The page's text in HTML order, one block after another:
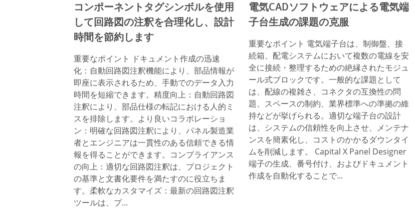
コンポーネントタグシンボルを使用
して回路図の注釈を合理化し、設計
時間を節約します
重要なポイント ドキュメント作成の迅速
化：自動回路図注釈機能により、部品情報が
即座に表示されるため、手動でのデータ入力
時間を短縮できます。精度向上：自動回路図
注釈により、部品仕様の転記における人的ミ
スを排除します。より良いコラボレーショ
ン：明確な回路図注釈により、パネル製造業
者とエンジニアは一貫性のある信頼できる情
報を得ることができます。コンプライアンス
の向上：適切な回路図注釈は、プロジェクト
の基準と文書化要件を満たすのに役立ちま
す。柔軟なカスタマイズ：最新の回路図注釈
ツールは、プ...
電気CADソフトウェアによる電気端
子台生成の課題の克服
重要なポイント 電気端子台は、制御盤、接
続箱、配電システムにおいて複数の電線を安
全に接続・整理するための絶縁されたモジュ
ール式ブロックです。一般的な課題として
は、配線の複雑さ、コネクタの互換性の問
題、スペースの制約、業界標準への準拠の維
持などが挙げられる。適切な端子台の設計
は、システムの信頼性を向上させ、メンテナ
ンスを簡素化し、コストのかかるダウンタイ
ムを削減します。 Capital X Panel Designer
端子の生成、番号付け、およびドキュメント
作成を自動化することで...